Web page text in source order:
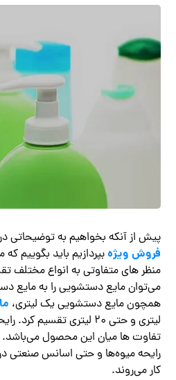
پیش از آنکه بخواهیم به توضیحاتی در
فروش ویژهبپردازیم باید بگوییم
منظر های متفاوتی به انواع مختلف
می‌توان مایع دستشویی را به مایع
همچون مایع دستشویی یک لیتری،
لیتری و حتی ۲۰ لیتری
تفاوت ها میان این محصول می‌باشد.
رایحه میوه‌ها و حتی اسانس صنعتی
کار می‌روند.